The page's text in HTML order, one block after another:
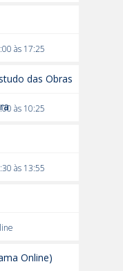
às 17:25
das Obras
às 10:25
às 13:55
Online)